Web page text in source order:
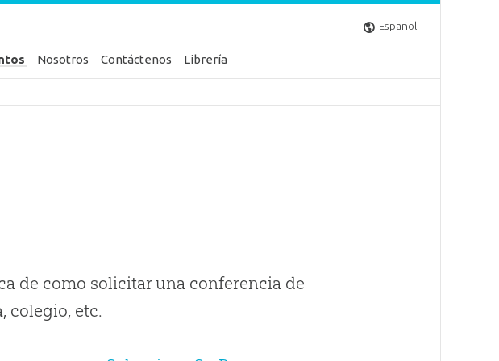
Español
Nosotros Contáctenos Librería
de como solicitar una conferencia de
colegio, etc.